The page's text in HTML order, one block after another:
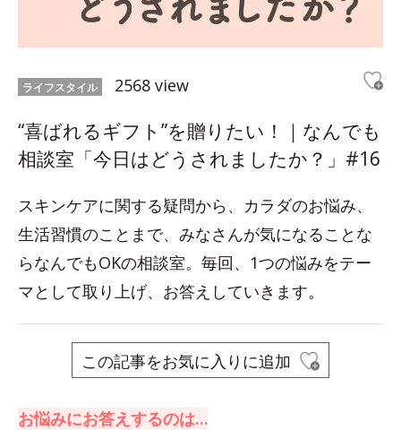
ライフスタイル 2568 view
“喜ばれるギフト”を贈りたい！｜なんでも
相談室「今日はどうされましたか？」#16
スキンケアに関する疑問から、カラダのお悩み、
生活習慣のことまで、みなさんが気になることな
らなんでもOKの相談室。毎回、1つの悩みをテー
マとして取り上げ、お答えしていきます。
この記事をお気に入りに追加
お悩みにお答えするのは…